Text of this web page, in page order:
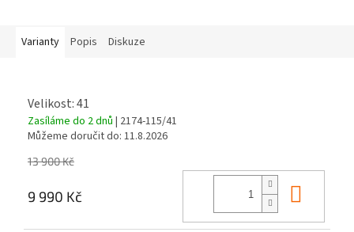
Varianty Popis Diskuze
Velikost: 41
Zasíláme do 2 dnů | 2174-115/41
Můžeme doručit do: 11.8.2026
13 900 Kč
9 990 Kč